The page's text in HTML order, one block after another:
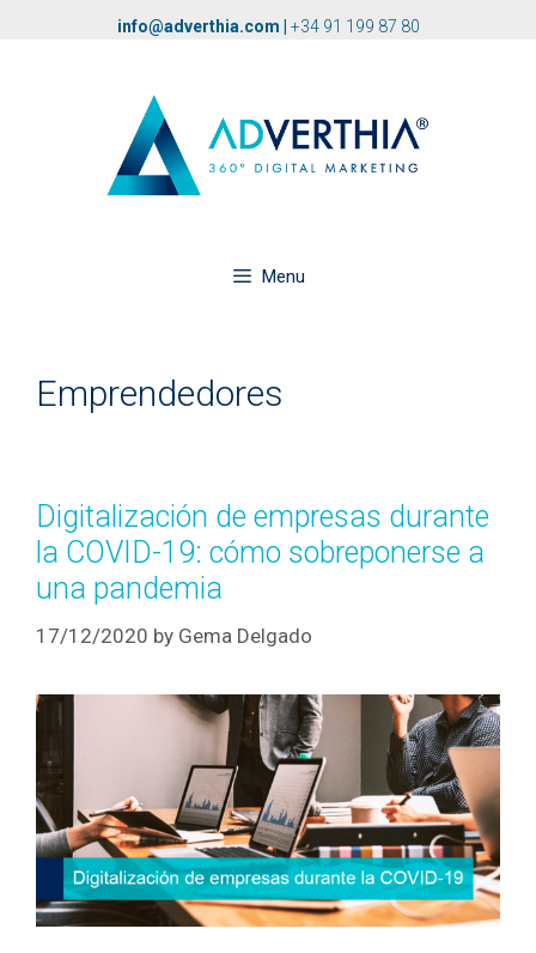
info@adverthia.com +34 91 199 87 80
Menu
Emprendedores
Digitalización de empresas durante
la COVID-19: cómo sobreponerse a
una pandemia
17/12/2020 by Gema Delgado